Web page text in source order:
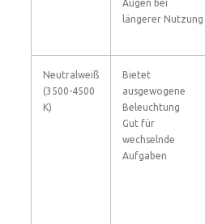
Augen bei
längerer Nutzung
Neutralweiß
(3500-4500
K)
Bietet
ausgewogene
Beleuchtung
Gut für
wechselnde
Aufgaben